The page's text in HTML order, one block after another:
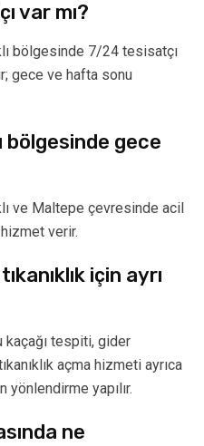
var mı?
bölgesinde 7/24 tesisatçı
gece ve hafta sonu
bölgesinde gece
ve Maltepe çevresinde acil
verir.
için ayrı
kaçağı tespiti, gider
açma hizmeti ayrıca
yönlendirme yapılır.
ne